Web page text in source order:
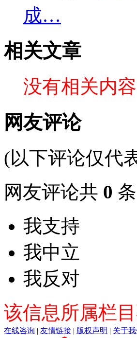
成…
相关文章
没有相关内容
网友评论
(以下评论仅代
网友评论共 0 条
我支持
我中立
我反对
该信息所属栏
在线咨询 | 友情链接 | 版权声明 | 关于